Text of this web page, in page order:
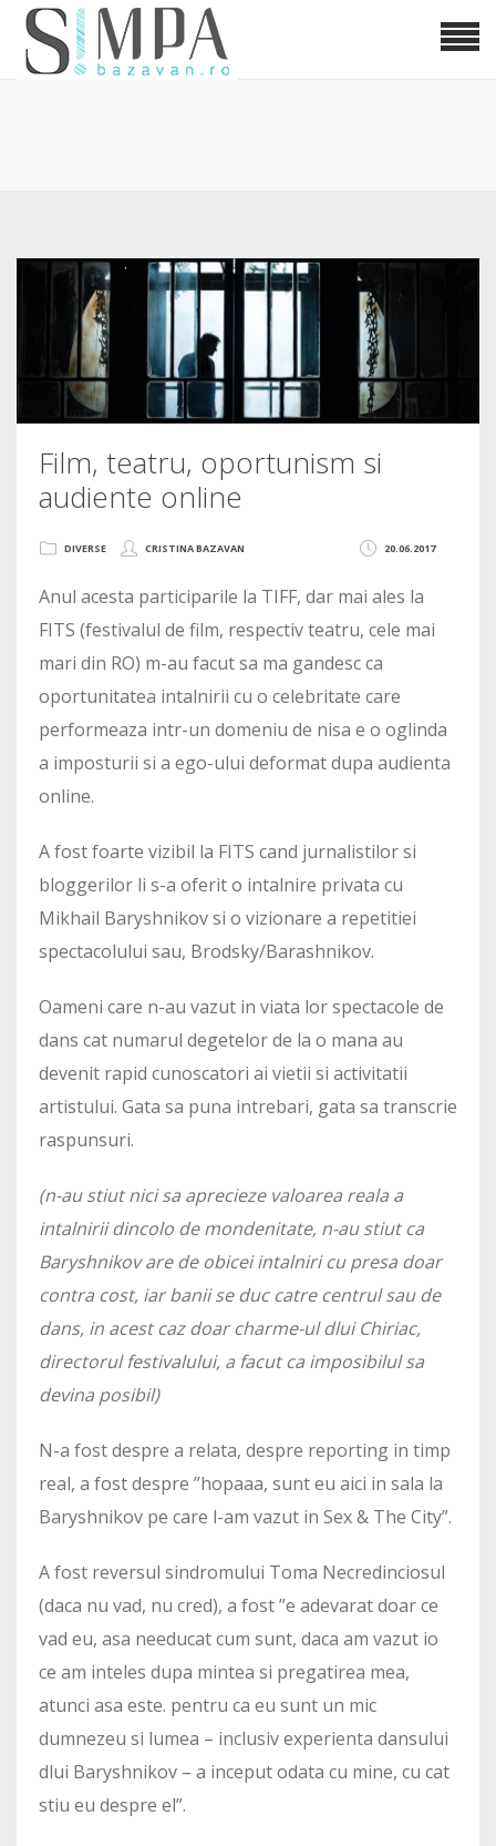
Film, teatru, oportunism si
audiente online
20.06.2017
DIVERSE CRISTINA BAZAVAN
Anul acesta participarile la TIFF, dar mai ales la
FITS (festivalul de film, respectiv teatru, cele mai
mari din RO) m-au facut sa ma gandesc ca
oportunitatea intalnirii cu o celebritate care
performeaza intr-un domeniu de nisa e o oglinda
a imposturii si a ego-ului deformat dupa audienta
online.
A fost foarte vizibil la FITS cand jurnalistilor si
bloggerilor li s-a oferit o intalnire privata cu
Mikhail Baryshnikov si o vizionare a repetitiei
spectacolului sau, Brodsky/Barashnikov.
Oameni care n-au vazut in viata lor spectacole de
dans cat numarul degetelor de la o mana au
devenit rapid cunoscatori ai vietii si activitatii
artistului. Gata sa puna intrebari, gata sa transcrie
raspunsuri.
(n-au stiut nici sa aprecieze valoarea reala a
intalnirii dincolo de mondenitate, n-au stiut ca
Baryshnikov are de obicei intalniri cu presa doar
contra cost, iar banii se duc catre centrul sau de
dans, in acest caz doar charme-ul dlui Chiriac,
directorul festivalului, a facut ca imposibilul sa
devina posibil)
N-a fost despre a relata, despre reporting in timp
real, a fost despre ”hopaaa, sunt eu aici in sala la
Baryshnikov pe care l-am vazut in Sex & The City”.
A fost reversul sindromului Toma Necredinciosul
(daca nu vad, nu cred), a fost ”e adevarat doar ce
vad eu, asa needucat cum sunt, daca am vazut io
ce am inteles dupa mintea si pregatirea mea,
atunci asa este. pentru ca eu sunt un mic
dumnezeu si lumea – inclusiv experienta dansului
dlui Baryshnikov – a inceput odata cu mine, cu cat
stiu eu despre el”.